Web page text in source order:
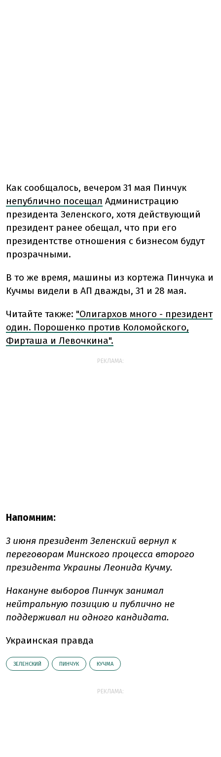
Как сообщалось, вечером 31 мая Пинчук
непублично посещал Администрацию
президента Зеленского, хотя действующий
президент ранее обещал, что при его
президентстве отношения с бизнесом будут
прозрачными.
В то же время, машины из кортежа Пинчука и
Кучмы видели в АП дважды, 31 и 28 мая.
Читайте также: "Олигархов много - президент
один. Порошенко против Коломойского,
Фирташа и Левочкина".
РЕКЛАМА:
Напомним:
3 июня президент Зеленский вернул к
переговорам Минского процесса второго
президента Украины Леонида Кучму.
Накануне выборов Пинчук занимал
нейтральную позицию и публично не
поддерживал ни одного кандидата.
Украинская правда
ЗЕЛЕНСКИЙ ПИНЧУК КУЧМА
РЕКЛАМА: